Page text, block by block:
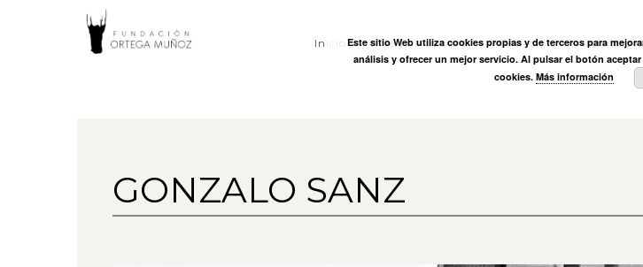
FUNDACIÓN
Inicio Ortega Muñoz Fundación Actividades
GONZALO SANZ
Este sitio Web utiliza cookies propias y de terceros para
análisis y ofrecer un mejor servicio. Al pulsar el botón
cookies. Más información